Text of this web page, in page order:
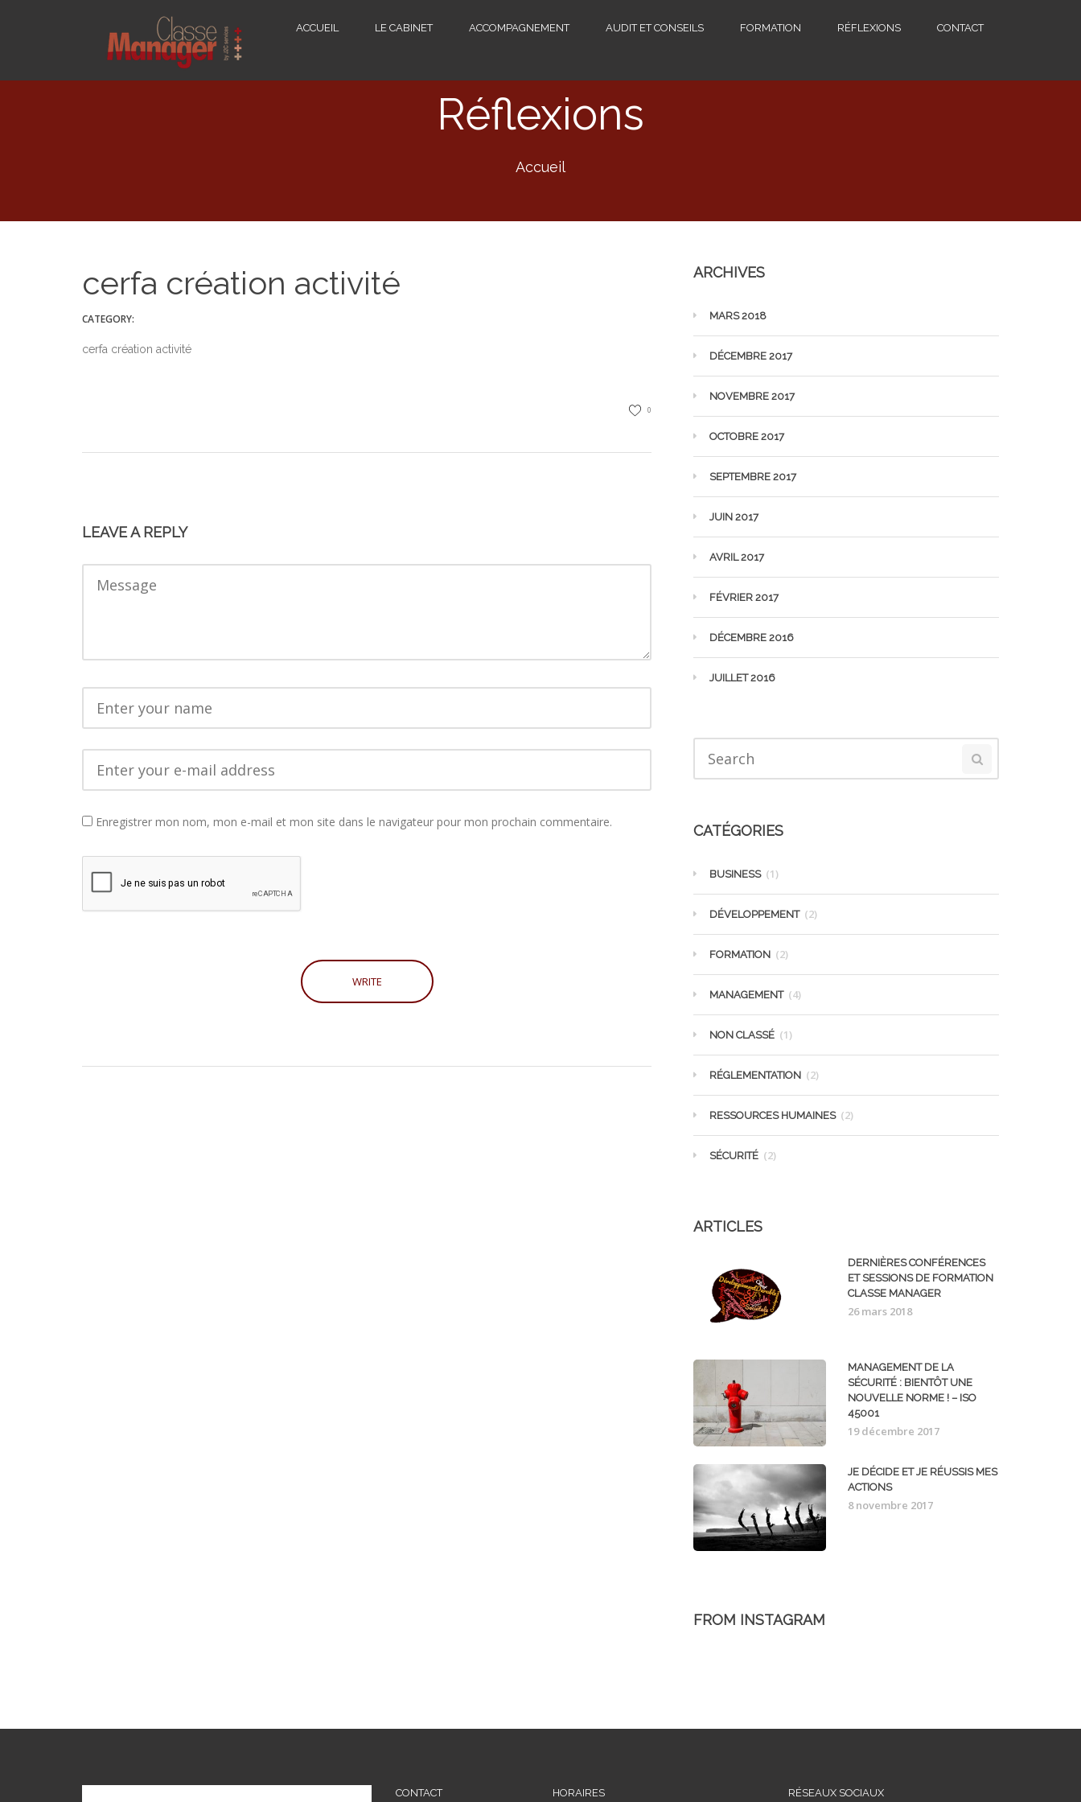
ACCUEIL LE CABINET ACCOMPAGNEMENT AUDIT ET CONSEILS FORMATION RÉFLEXIONS CONTACT
Réflexions
Accueil
cerfa création activité
CATEGORY:
cerfa création activité
0
LEAVE A REPLY
Enregistrer mon nom, mon e-mail et mon site dans le navigateur pour mon prochain commentaire.
ARCHIVES
MARS 2018
DÉCEMBRE 2017
NOVEMBRE 2017
OCTOBRE 2017
SEPTEMBRE 2017
JUIN 2017
AVRIL 2017
FÉVRIER 2017
DÉCEMBRE 2016
JUILLET 2016
CATÉGORIES
BUSINESS (1)
DÉVELOPPEMENT (2)
FORMATION (2)
MANAGEMENT (4)
NON CLASSÉ (1)
RÉGLEMENTATION (2)
RESSOURCES HUMAINES (2)
SÉCURITÉ (2)
ARTICLES
DERNIÈRES CONFÉRENCES
ET SESSIONS DE FORMATION
CLASSE MANAGER
26 mars 2018
MANAGEMENT DE LA
SÉCURITÉ : BIENTÔT UNE
NOUVELLE NORME ! – ISO
45001
19 décembre 2017
JE DÉCIDE ET JE RÉUSSIS MES
ACTIONS
8 novembre 2017
FROM INSTAGRAM
CONTACT HORAIRES RÉSEAUX SOCIAUX